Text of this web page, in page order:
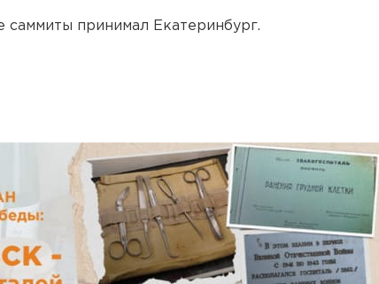
саммиты принимал Екатеринбург.